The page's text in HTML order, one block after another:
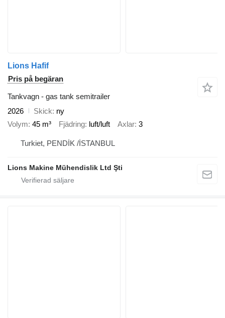
Lions Hafif
Pris på begäran
Tankvagn - gas tank semitrailer
2026
Skick ny
Volym 45 m³ Fjädring luft/luft Axlar 3
Turkiet, PENDİK /İSTANBUL
Lions Makine Mühendislik Ltd Şti